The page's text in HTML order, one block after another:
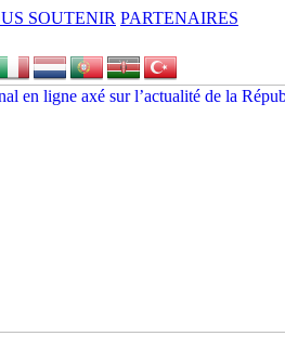
SOUTENIR PARTENAIRES